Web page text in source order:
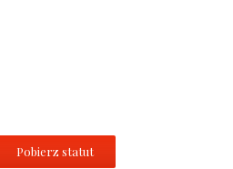
Pobierz statut